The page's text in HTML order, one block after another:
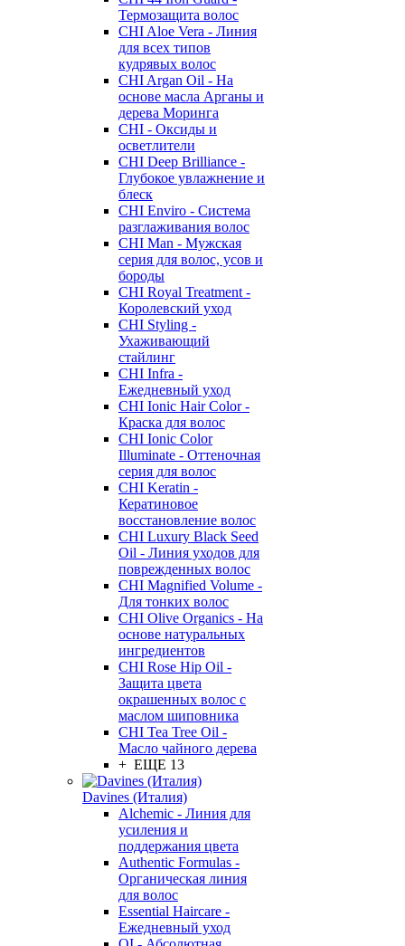
Термозащита волос
CHI Aloe Vera - Линия
для всех типов
кудрявых волос
CHI Argan Oil - На
основе масла Арганы и
дерева Моринга
CHI - Оксиды и
осветлители
CHI Deep Brilliance -
Глубокое увлажнение и
блеск
CHI Enviro - Система
разглаживания волос
CHI Man - Мужская
серия для волос, усов и
бороды
CHI Royal Treatment -
Королевский уход
CHI Styling -
Ухаживающий
стайлинг
CHI Infra -
Ежедневный уход
CHI Ionic Hair Color -
Краска для волос
CHI Ionic Color
Illuminate - Оттеночная
серия для волос
CHI Keratin -
Кератиновое
восстановление волос
CHI Luxury Black Seed
Oil - Линия уходов для
поврежденных волос
CHI Magnified Volume -
Для тонких волос
CHI Olive Organics - На
основе натуральных
ингредиентов
CHI Rose Hip Oil -
Защита цвета
окрашенных волос с
маслом шиповника
CHI Tea Tree Oil -
Масло чайного дерева
+ ЕЩЕ 13
Davines (Италия)
Alchemic - Линия для
усиления и
поддержания цвета
Authentic Formulas -
Органическая линия
для волос
Essential Haircare -
Eжедневный уход